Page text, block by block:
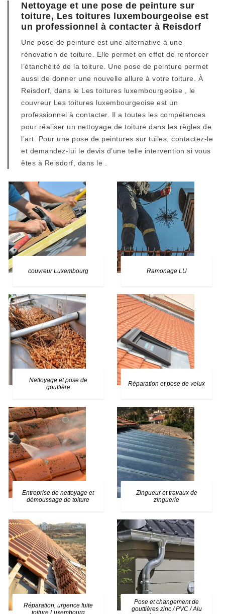
Nettoyage et une pose de peinture sur
toiture, Les toitures luxembourgeoise est
un professionnel à contacter à Reisdorf
Une pose de peinture est une alternative à une
rénovation de toiture. Elle permet en effet de renforcer
l’étanchéité de la toiture. Une pose de peinture permet
aussi de donner une nouvelle allure à votre toiture. À
Reisdorf, dans le Les toitures luxembourgeoise , le
couvreur Les toitures luxembourgeoise est un
professionnel à contacter. Il a toutes les compétences
pour réaliser un nettoyage de toiture dans les règles de
l’art. Pour une pose de peintures sur tuiles, contactez-le
et demandez-lui le devis d’une telle intervention si vous
êtes à Reisdorf, dans le .
couvreur Luxembourg Ramonage LU
Nettoyage et pose de
gouttière
Réparation et pose de velux
Entreprise de nettoyage et
démoussage de toiture
Zingueur et travaux de
zinguerie
Réparation, urgence fuite
toiture Luxembourg
Pose et changement de
gouttières zinc / PVC / Alu